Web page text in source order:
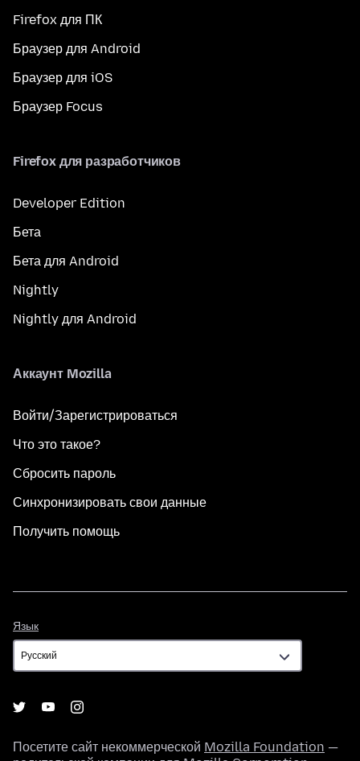
Firefox для ПК
Браузер для Android
Браузер для iOS
Браузер Focus
Firefox для разработчиков
Developer Edition
Бета
Бета для Android
Nightly
Nightly для Android
Аккаунт Mozilla
Войти/Зарегистрироваться
Что это такое?
Сбросить пароль
Синхронизировать свои данные
Получить помощь
Язык
Посетите сайт некоммерческой Mozilla Foundation —